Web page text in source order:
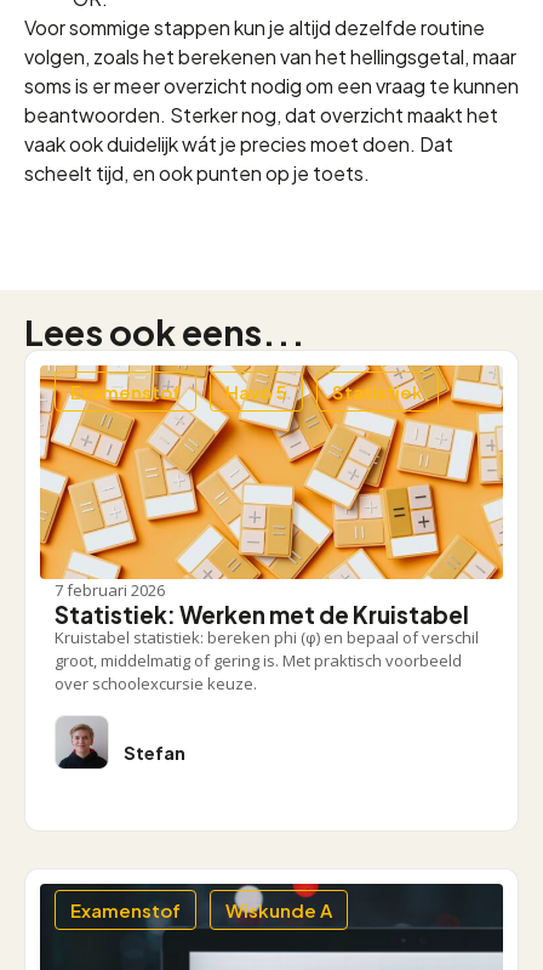
Voor sommige stappen kun je altijd dezelfde routine
volgen, zoals het berekenen van het hellingsgetal, maar
soms is er meer overzicht nodig om een vraag te kunnen
beantwoorden. Sterker nog, dat overzicht maakt het
vaak ook duidelijk wát je precies moet doen. Dat
scheelt tijd, en ook punten op je toets.
Lees ook eens...
Examenstof Havo 5 Statistiek
7 februari 2026
Statistiek: Werken met de Kruistabel
Kruistabel statistiek: bereken phi (φ) en bepaal of verschil
groot, middelmatig of gering is. Met praktisch voorbeeld
over schoolexcursie keuze.
Stefan
Examenstof Wiskunde A